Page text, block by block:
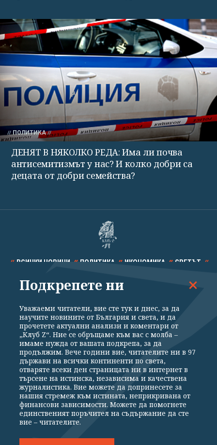
ПОЛИТИКА
ДЕНЯТ В НЯКОЛКО РЕДА: Има ли почва
антисемитизмът у нас? И колко добри са
децата от добри семейства?
ВСИЧКИ НОВИНИ ПОЛИТИКА ИКОНОМИКА СВЕТЪТ
СПОРТ КУЛТУРА ТЕХНОЛОГИИ КАЛЕЙДОСКОП
Общи условия
Политика за поверителност
Реклама
Партньори Контакти
За Клуб Z
Екип
Подкрепете ни
Издател на www.clubz.bg е „Клуб Зебра Медия“ ЕООД, София, ул. "Алеко
Константинов" 3. Всички права запазени 2026 „Клуб Зебра Медия“
Препечатването на материали, снимки и видео от www.clubz.bg без
Подкрепете ни
Уважаеми читатели, вие сте тук и днес, за да
научите новините от България и света, и да
прочетете актуални анализи и коментари от
„Клуб Z“. Ние се обръщаме към вас с молба –
имаме нужда от вашата подкрепа, за да
продължим. Вече години вие, читателите ни в 97
държави на всички континенти по света,
отваряте всеки ден страницата ни в интернет в
търсене на истинска, независима и качествена
журналистика. Вие можете да допринесете за
нашия стремеж към истината, неприкривана от
финансови зависимости. Можете да помогнете
единственият поръчител на съдържание да сте
вие – читателите.